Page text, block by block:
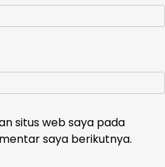
situs web saya pada
saya berikutnya.